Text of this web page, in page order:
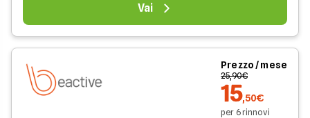
Vai
Prezzo / mese
25,90€
15,50€
per 6 rinnovi